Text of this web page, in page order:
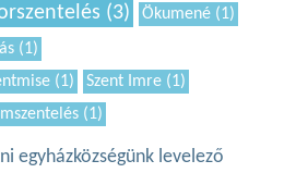
(3)
Ökumené (1)
(1)
(1)
Szent Imre (1)
(1)
egyházközségünk levelező